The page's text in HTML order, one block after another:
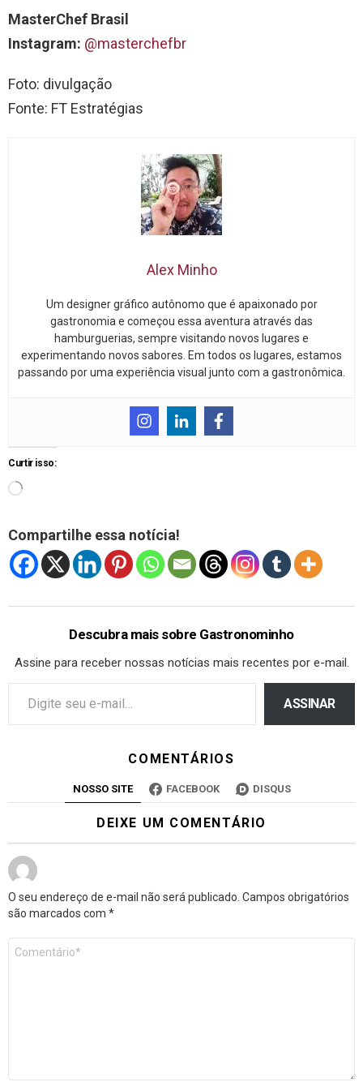
MasterChef Brasil
Instagram: @masterchefbr
Foto: divulgação
Fonte: FT Estratégias
Alex Minho
Um designer gráfico autônomo que é apaixonado por
gastronomia e começou essa aventura através das
hamburguerias, sempre visitando novos lugares e
experimentando novos sabores. Em todos os lugares, estamos
passando por uma experiência visual junto com a gastronômica.
Curtir isso:
Compartilhe essa notícia!
Descubra mais sobre Gastronominho
Assine para receber nossas notícias mais recentes por e-mail.
ASSINAR
COMENTÁRIOS
NOSSO SITE FACEBOOK DISQUS
DEIXE UM COMENTÁRIO
O seu endereço de e-mail não será publicado. Campos obrigatórios
são marcados com *